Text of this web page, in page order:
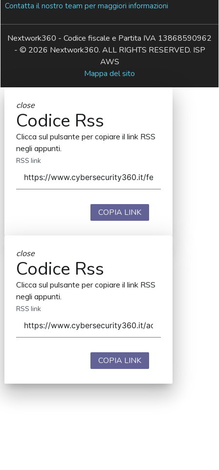
Contatta il nostro team per maggiori informazioni
Nextwork360 - Codice fiscale e Partita IVA 13868590962
- © 2026 Nextwork360. ALL RIGHTS RESERVED. ISP
AWS
Mappa del sito
close
Codice Rss
Clicca sul pulsante per copiare il link RSS
negli appunti.
RSS link
COPIA LINK
close
Codice Rss
Clicca sul pulsante per copiare il link RSS
negli appunti.
RSS link
COPIA LINK